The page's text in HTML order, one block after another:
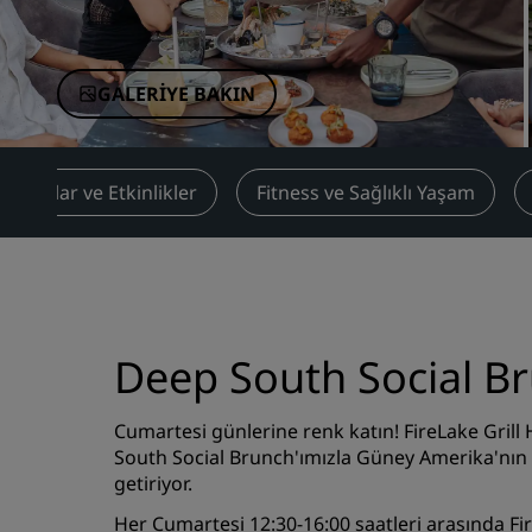
Çin'deki Bağlı Markalar
GALERIYE BAKIN
ve Etkinlikler Fitness ve Sağlıklı Yaşam
Deep South Social
Cumartesi günlerine renk katın! FireLake Grill
South Social Brunch'ımızla Güney
getiriyor.
Her Cumartesi 12:30-16:00 saatleri arasında